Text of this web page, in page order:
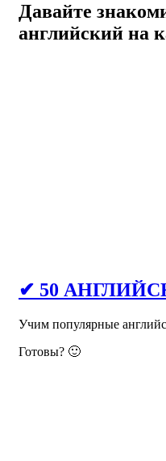
Давайте
английский на
✔ 50
Учим популярные
Готовы? 🙂